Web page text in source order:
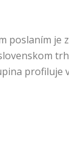
poslaním
profiluje